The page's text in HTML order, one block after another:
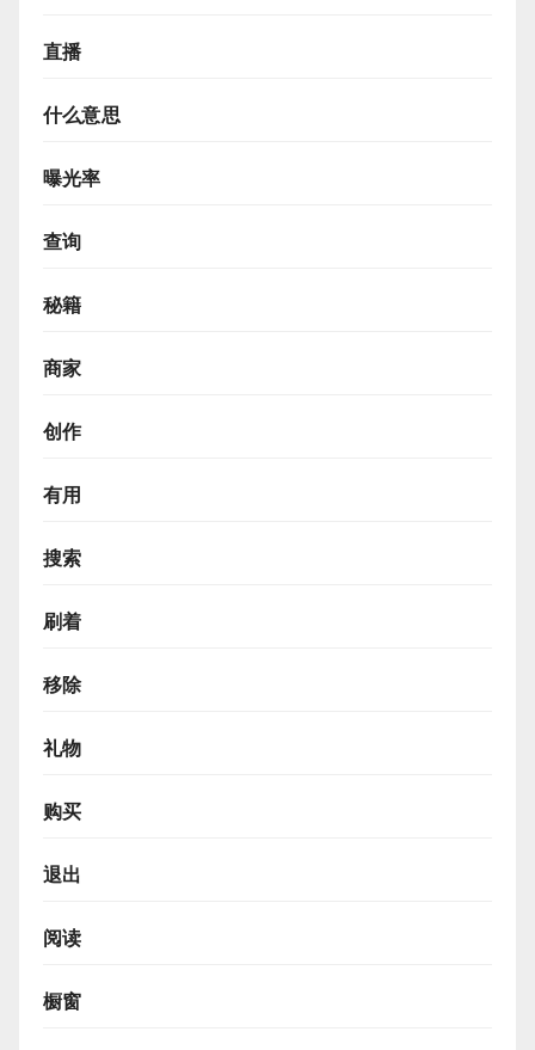
直播
什么意思
曝光率
查询
秘籍
商家
创作
有用
搜索
刷着
移除
礼物
购买
退出
阅读
橱窗